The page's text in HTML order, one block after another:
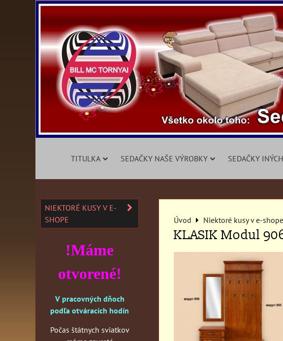
TITULKA SEDAČKY NAŠE VÝROBKY SEDAČKY
Úvod Niektoré kusy v e-shope
KLASIK Modul
NIEKTORÉ KUSY V E-
SHOPE
!Máme
otvorené!
V pracovných dňoch
podľa otváracích hodín
Počas štátnych sviatkov